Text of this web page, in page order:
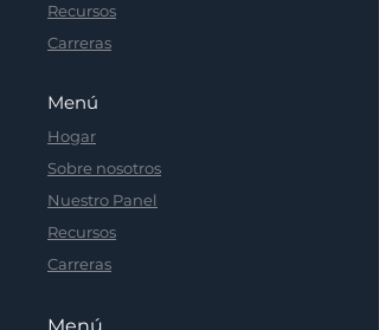
Recursos
Carreras
Menú
Hogar
Sobre nosotros
Nuestro Panel
Recursos
Carreras